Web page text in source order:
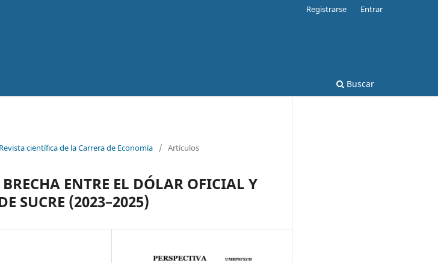
Buscar
Registrarse Entrar
científica de la Carrera de Economía / Artículos
ENTRE EL DÓLAR OFICIAL Y
SUCRE (2023–2025)